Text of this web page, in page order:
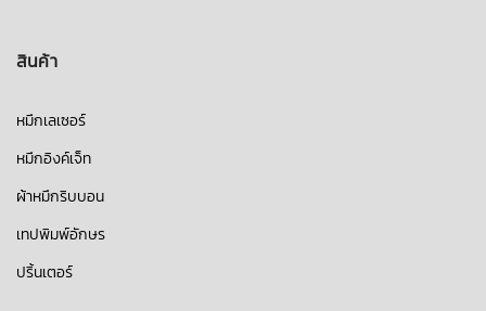
สินค้า
หมึกเลเซอร์
หมึกอิงค์เจ็ท
ผ้าหมึกริบบอน
เทปพิมพ์อักษร
ปริ้นเตอร์